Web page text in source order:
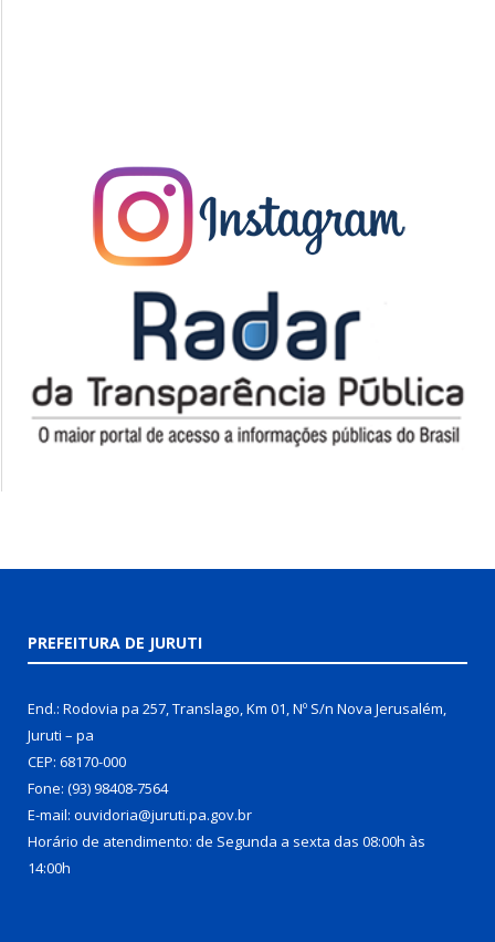
PREFEITURA DE JURUTI
End.: Rodovia pa 257, Translago, Km 01, Nº S/n Nova Jerusalém,
Juruti – pa
CEP: 68170-000
Fone: (93) 98408-7564
E-mail: ouvidoria@juruti.pa.gov.br
Horário de atendimento: de Segunda a sexta das 08:00h às
14:00h